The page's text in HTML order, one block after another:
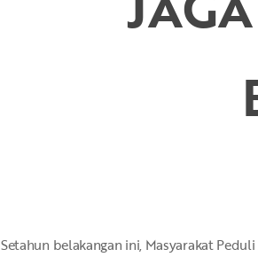
Setahun belakangan ini, Masyarakat